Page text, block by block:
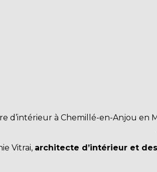
d’intérieur à Chemillé-en-Anjou en
Vitrai, architecte d’intérieur et